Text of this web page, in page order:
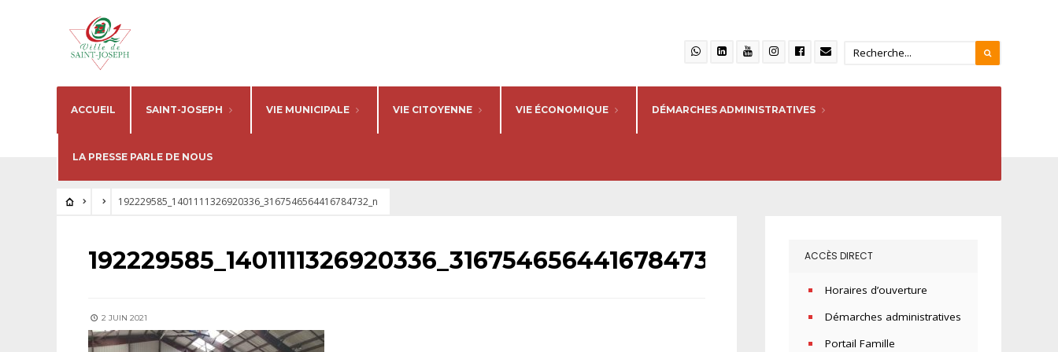
ACCUEIL SAINT-JOSEPH VIE MUNICIPALE VIE CITOYENNE VIE ÉCONOMIQUE DÉMARCHES ADMINISTRATIVES
LA PRESSE PARLE DE NOUS
192229585_1401111326920336_3167546564416784732_n
192229585_1401111326920336_3167546564416784732_n
2 JUIN 2021
ACCÈS DIRECT
Horaires d’ouverture
Démarches administratives
Portail Famille